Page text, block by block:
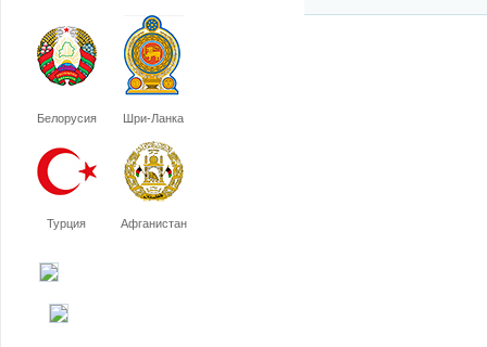
Белорусия Шри-Ланка
Турция Афганистан